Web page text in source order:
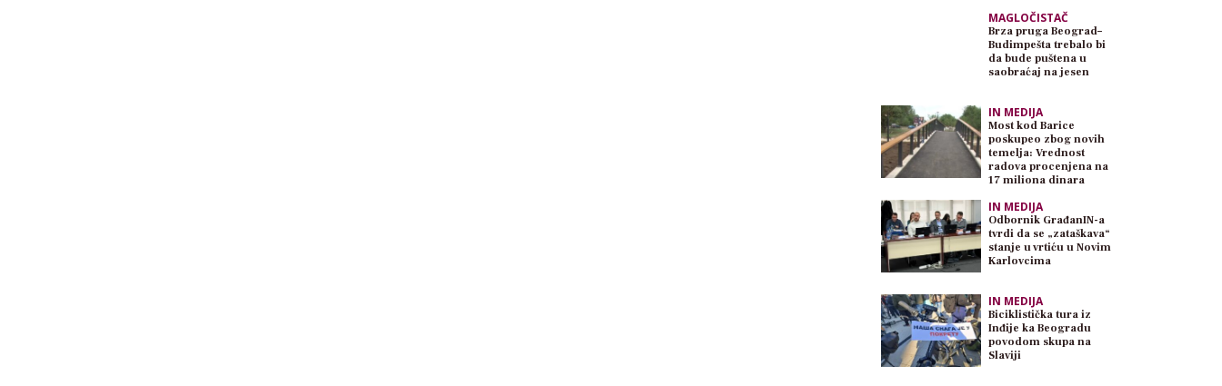
MAGLOČISTAČ
Brza pruga Beograd–
Budimpešta trebalo bi
da bude puštena u
saobraćaj na jesen
IN MEDIJA
Most kod Barice
poskupeo zbog novih
temelja: Vrednost
radova procenjena na
17 miliona dinara
IN MEDIJA
Odbornik GrađanIN-a
tvrdi da se „zataškava“
stanje u vrtiću u Novim
Karlovcima
IN MEDIJA
Biciklistička tura iz
Inđije ka Beogradu
povodom skupa na
Slaviji